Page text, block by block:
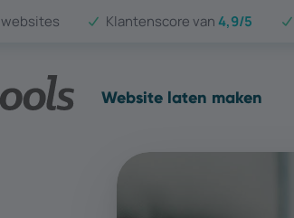
websites Klantenscore van4,9/5
Website laten maken